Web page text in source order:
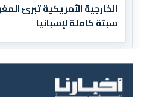
الخارجية الأمريكية تبرئ
سبتة كاملة لإسبانيا